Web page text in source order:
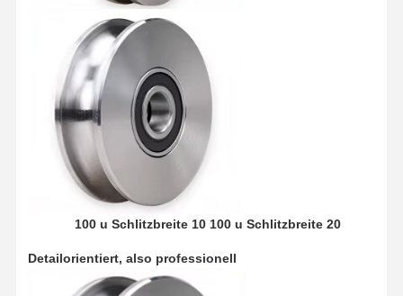
100 u Schlitzbreite 10 100 u Schlitzbreite 20
Detailorientiert, also professionell